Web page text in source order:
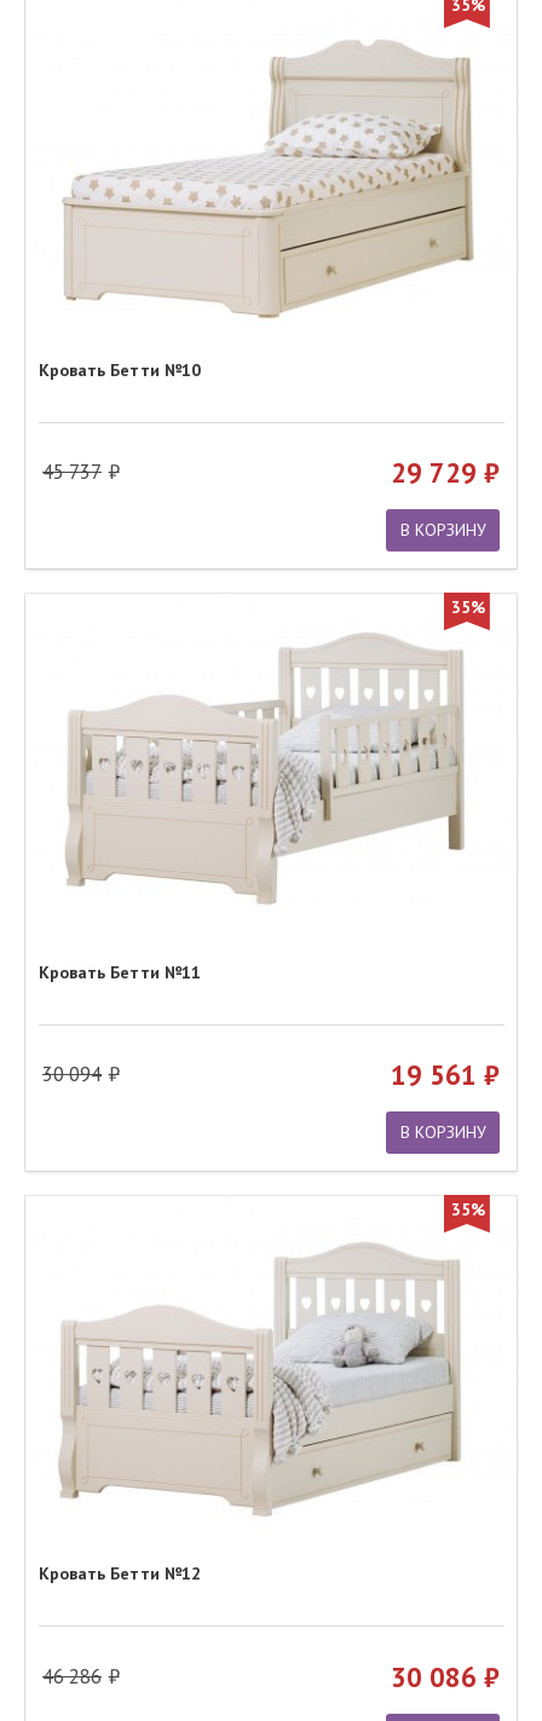
35%
Кровать Бетти №10
45 737 29 729
В КОРЗИНУ
35%
Кровать Бетти №11
30 094 19 561
В КОРЗИНУ
35%
Кровать Бетти №12
46 286 30 086